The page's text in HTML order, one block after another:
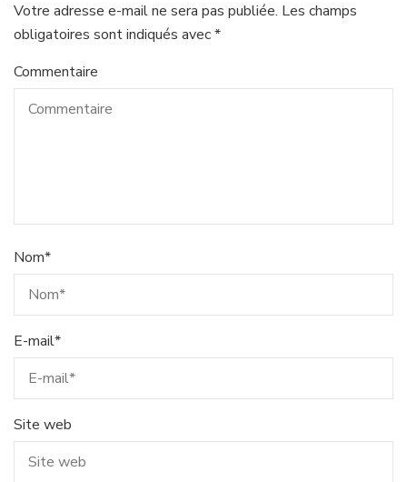
Votre adresse e-mail ne sera pas publiée. Les champs
obligatoires sont indiqués avec*
Commentaire
Nom*
E-mail*
Site web